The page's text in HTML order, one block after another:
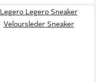
Legero Legero Sneaker
Veloursleder Sneaker